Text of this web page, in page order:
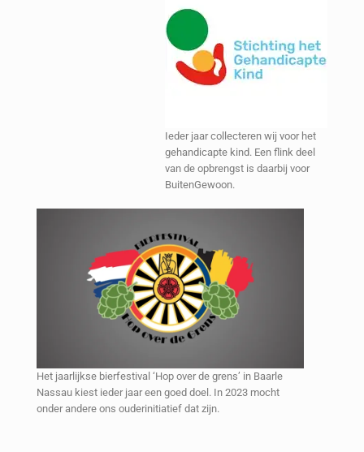
Ieder jaar collecteren wij voor het
gehandicapte kind. Een flink deel
van de opbrengst is daarbij voor
BuitenGewoon.
Het jaarlijkse bierfestival ‘Hop over de grens’ in Baarle
Nassau kiest ieder jaar een goed doel. In 2023 mocht
onder andere ons ouderinitiatief dat zijn.